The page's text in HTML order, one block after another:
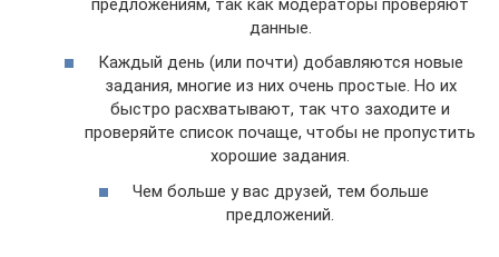
предложениям, так как модераторы проверяют
данные.
Каждый день (или почти) добавляются новые
задания, многие из них очень простые. Но их
быстро расхватывают, так что заходите и
проверяйте список почаще, чтобы не пропустить
хорошие задания.
Чем больше у вас друзей, тем больше
предложений.